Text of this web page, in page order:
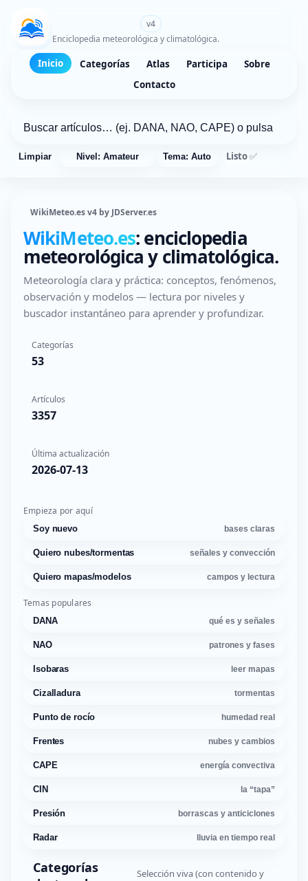
v4
Enciclopedia meteorológica y climatológica.
Inicio Categorías Atlas Participa
Sobre
Contacto
Limpiar Nivel: Amateur Tema: Auto Listo ✅
WikiMeteo.es v4 by JDServer.es
WikiMeteo.es: enciclopedia
meteorológica y climatológica.
Meteorología clara y práctica: conceptos, fenómenos,
observación y modelos — lectura por niveles y
buscador instantáneo para aprender y profundizar.
Categorías
53
Artículos
3357
Última actualización
2026-07-13
Empieza por aquí
Soy nuevo bases claras
Quiero nubes/tormentas señales y convección
Quiero mapas/modelos campos y lectura
Temas populares
DANA qué es y señales
NAO patrones y fases
Isobaras leer mapas
Cizalladura tormentas
Punto de rocío humedad real
Frentes nubes y cambios
CAPE energía convectiva
CIN la “tapa”
Presión borrascas y anticiclones
Radar lluvia en tiempo real
Categorías
Selección viva (con contenido y